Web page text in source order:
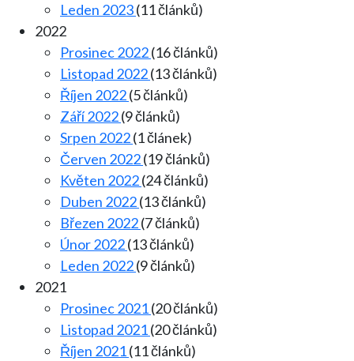
Leden 2023(11 článků)
2022
Prosinec 2022(16 článků)
Listopad 2022(13 článků)
Říjen 2022(5 článků)
Září 2022(9 článků)
Srpen 2022(1 článek)
Červen 2022(19 článků)
Květen 2022(24 článků)
Duben 2022(13 článků)
Březen 2022(7 článků)
Únor 2022(13 článků)
Leden 2022(9 článků)
2021
Prosinec 2021(20 článků)
Listopad 2021(20 článků)
Říjen 2021(11 článků)